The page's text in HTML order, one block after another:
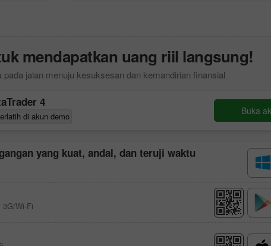
mendapatkan uang riil langsung!
jalan menuju kesuksesan dan kemandirian finansial
4
di akun demo Buka
yang kuat, andal, dan teruji waktu
Wi-Fi